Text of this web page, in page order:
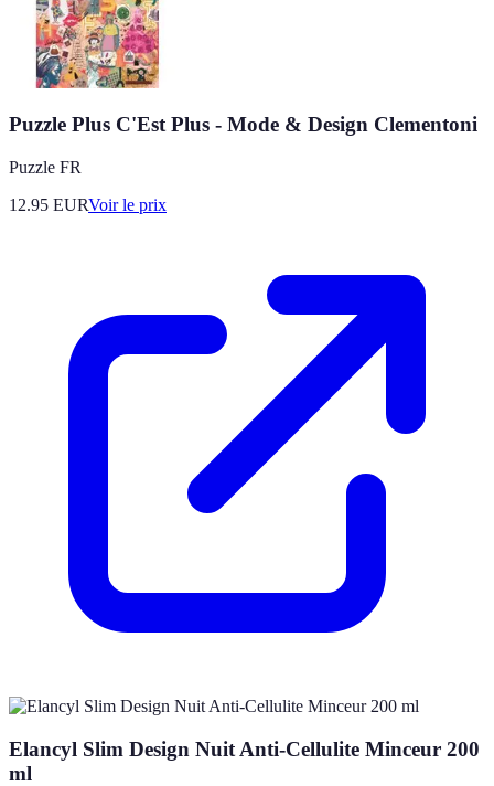
Puzzle Plus C'Est Plus - Mode & Design Clementoni
Puzzle FR
12.95 EURVoir le prix
Elancyl Slim Design Nuit Anti-Cellulite Minceur 200
ml